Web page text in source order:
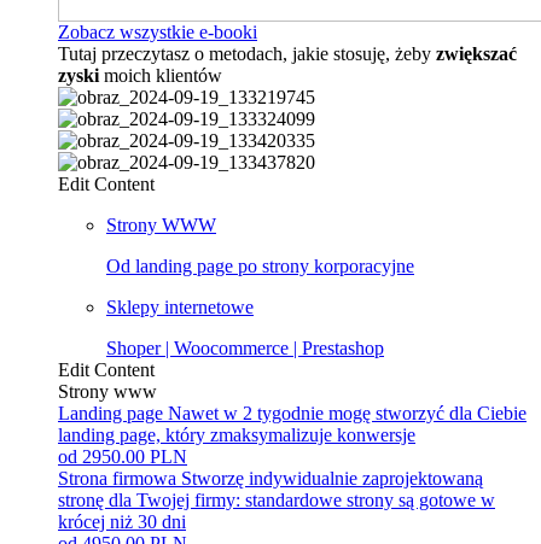
Zobacz wszystkie e-booki
Tutaj przeczytasz o metodach, jakie stosuję, żeby zwiększać
zyski moich klientów
Edit Content
Strony WWW
Od landing page po strony korporacyjne
Sklepy internetowe
Shoper | Woocommerce | Prestashop
Edit Content
Strony www
Landing page Nawet w 2 tygodnie mogę stworzyć dla Ciebie
landing page, który zmaksymalizuje konwersje
od 2950.00 PLN
Strona firmowa Stworzę indywidualnie zaprojektowaną
stronę dla Twojej firmy: standardowe strony są gotowe w
krócej niż 30 dni